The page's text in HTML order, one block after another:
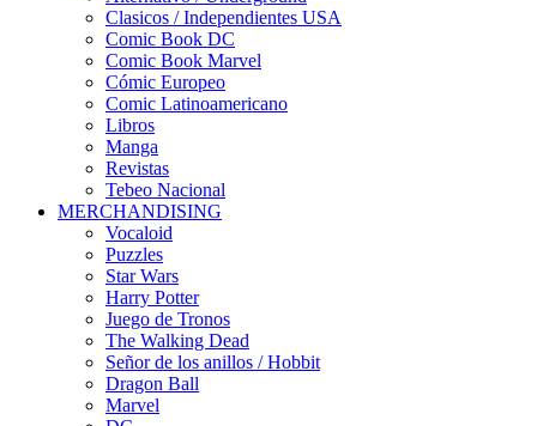
Clasicos / Independientes USA
Comic Book DC
Comic Book Marvel
Cómic Europeo
Comic Latinoamericano
Libros
Manga
Revistas
Tebeo Nacional
MERCHANDISING
Vocaloid
Puzzles
Star Wars
Harry Potter
Juego de Tronos
The Walking Dead
Señor de los anillos / Hobbit
Dragon Ball
Marvel